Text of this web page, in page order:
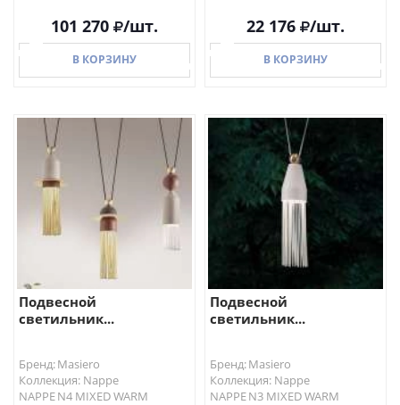
101 270 /шт.
В КОРЗИНУ
В КОРЗИНУ
22 176 /шт.
В КОРЗИНУ
В КОРЗИНУ
Подвесной
светильник...
Бренд: Masiero
Коллекция: Nappe
NAPPE N4 MIXED WARM
Подвесной
светильник...
Бренд: Masiero
Коллекция: Nappe
NAPPE N3 MIXED WARM